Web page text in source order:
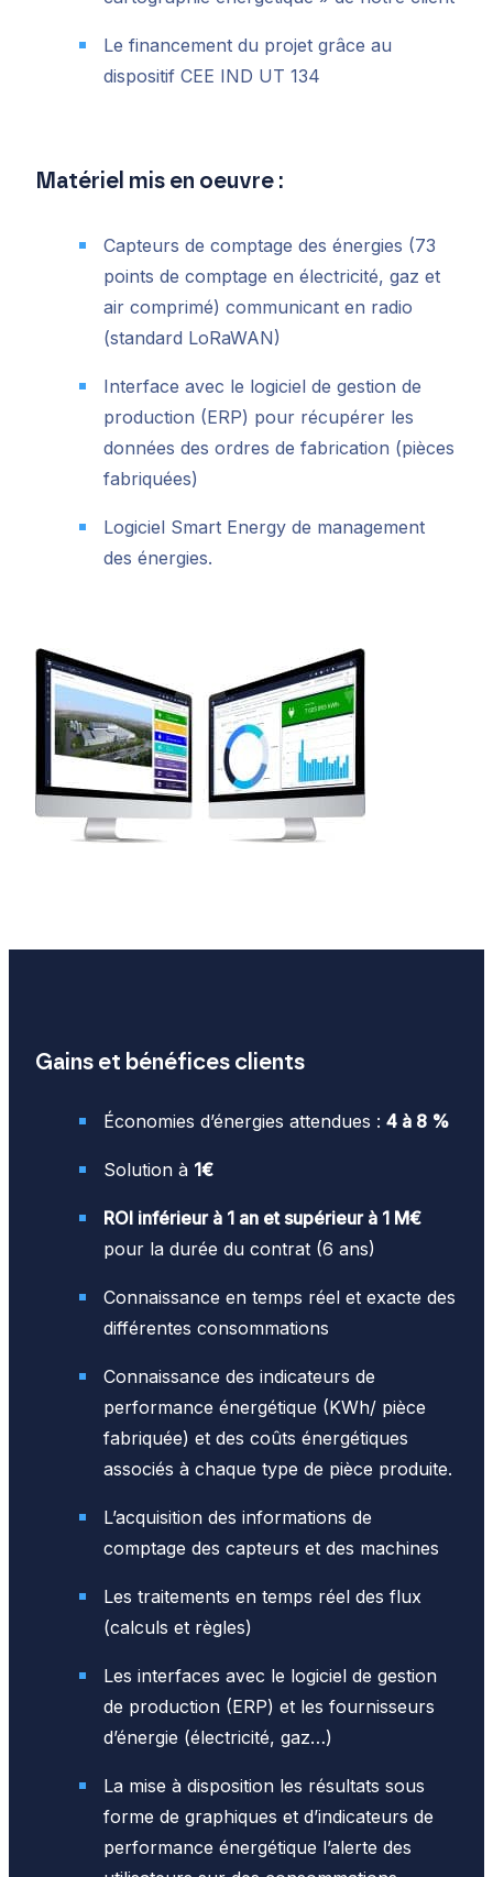
Le financement du projet grâce au
dispositif CEE IND UT 134
Matériel mis en oeuvre :
Capteurs de comptage des énergies (73
points de comptage en électricité, gaz et
air comprimé) communicant en radio
(standard LoRaWAN)
Interface avec le logiciel de gestion de
production (ERP) pour récupérer les
données des ordres de fabrication (pièces
fabriquées)
Logiciel Smart Energy de management
des énergies.
Gains et bénéfices clients
Économies d’énergies attendues : 4 à 8 %
Solution à 1€
ROI inférieur à 1 an et supérieur à 1 M€
pour la durée du contrat (6 ans)
Connaissance en temps réel et exacte des
différentes consommations
Connaissance des indicateurs de
performance énergétique (KWh/ pièce
fabriquée) et des coûts énergétiques
associés à chaque type de pièce produite.
L’acquisition des informations de
comptage des capteurs et des machines
Les traitements en temps réel des flux
(calculs et règles)
Les interfaces avec le logiciel de gestion
de production (ERP) et les fournisseurs
d’énergie (électricité, gaz…)
La mise à disposition les résultats sous
forme de graphiques et d’indicateurs de
performance énergétique l’alerte des